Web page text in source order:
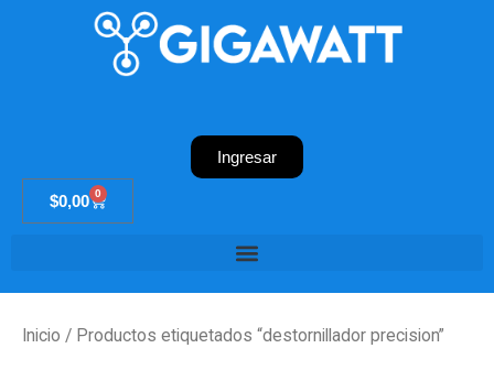
Ingresar
$0,00 0
Cart
Inicio / Productos etiquetados “destornillador precision”